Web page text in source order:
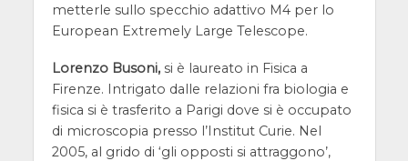
metterle sullo specchio adattivo M4 per lo
European Extremely Large Telescope.
Lorenzo Busoni,si è laureato in Fisica a
Firenze. Intrigato dalle relazioni fra biologia e
fisica si è trasferito a Parigi dove si è occupato
di microscopia presso l’Institut Curie. Nel
2005, al grido di ‘gli opposti si attraggono’,